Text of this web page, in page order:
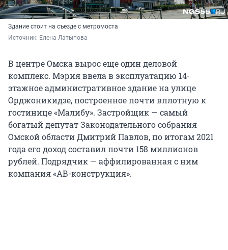
Здание стоит на съезде с метромоста
Источник: Елена Латыпова
В центре Омска вырос еще один деловой
комплекс. Мэрия ввела в эксплуатацию 14-
этажное административное здание на улице
Орджоникидзе, построенное почти вплотную к
гостинице «Малибу». Застройщик — самый
богатый депутат Законодательного собрания
Омской области Дмитрий Павлов, по итогам 2021
года его доход составил почти 158 миллионов
рублей. Подрядчик — аффилированная с ним
компания «АВ-конструкция».